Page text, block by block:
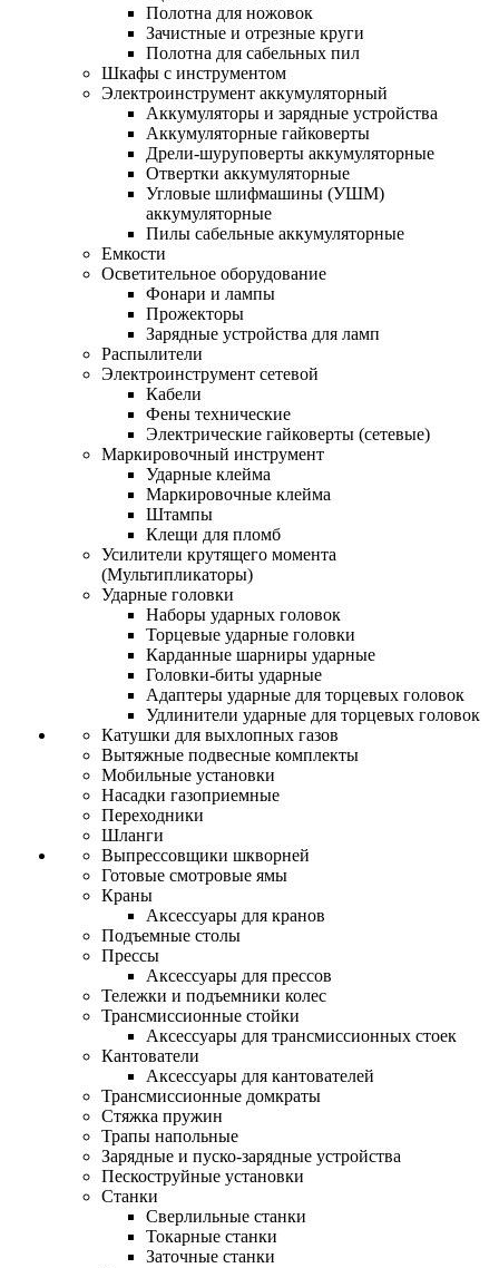
Полотна для ножовок
Зачистные и отрезные круги
Полотна для сабельных пил
Шкафы с инструментом
Электроинструмент аккумуляторный
Аккумуляторы и зарядные устройства
Аккумуляторные гайковерты
Дрели-шуруповерты аккумуляторные
Отвертки аккумуляторные
Угловые шлифмашины (УШМ)
аккумуляторные
Пилы сабельные аккумуляторные
Емкости
Осветительное оборудование
Фонари и лампы
Прожекторы
Зарядные устройства для ламп
Распылители
Электроинструмент сетевой
Кабели
Фены технические
Электрические гайковерты (сетевые)
Маркировочный инструмент
Ударные клейма
Маркировочные клейма
Штампы
Клещи для пломб
Усилители крутящего момента
(Мультипликаторы)
Ударные головки
Наборы ударных головок
Торцевые ударные головки
Карданные шарниры ударные
Головки-биты ударные
Адаптеры ударные для торцевых головок
Удлинители ударные для торцевых головок
Катушки для выхлопных газов
Вытяжные подвесные комплекты
Мобильные установки
Насадки газоприемные
Переходники
Шланги
Выпрессовщики шкворней
Готовые смотровые ямы
Краны
Аксессуары для кранов
Подъемные столы
Прессы
Аксессуары для прессов
Тележки и подъемники колес
Трансмиссионные стойки
Аксессуары для трансмиссионных стоек
Кантователи
Аксессуары для кантователей
Трансмиссионные домкраты
Стяжка пружин
Трапы напольные
Зарядные и пуско-зарядные устройства
Пескоструйные установки
Станки
Сверлильные станки
Токарные станки
Заточные станки